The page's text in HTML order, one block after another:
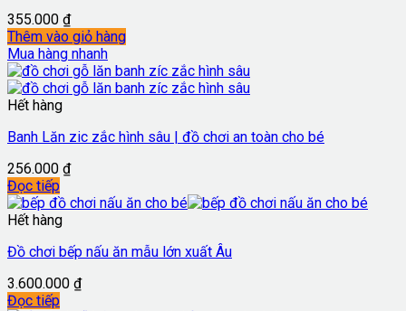
355.000 ₫
Thêm vào giỏ hàng
Mua hàng nhanh
Hết hàng
Banh Lăn zic zắc hình sâu | đồ chơi an toàn cho bé
256.000 ₫
Đọc tiếp
Hết hàng
Đồ chơi bếp nấu ăn mẫu lớn xuất Âu
3.600.000 ₫
Đọc tiếp